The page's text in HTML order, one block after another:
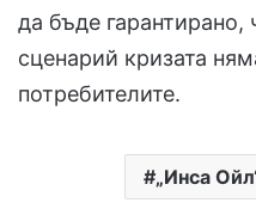
да бъде
сценарий кризата
потребителите.
„Инса